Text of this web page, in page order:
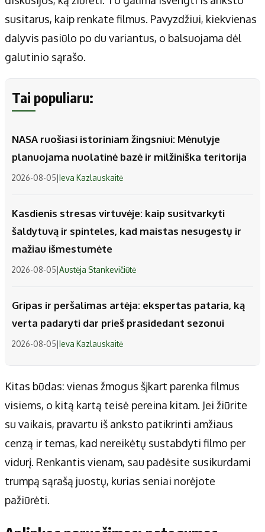
susitarus, kaip renkate filmus. Pavyzdžiui, kiekvienas
dalyvis pasiūlo po du variantus, o balsuojama dėl
galutinio sąrašo.
Tai populiaru:
NASA ruošiasi istoriniam žingsniui: Mėnulyje
planuojama nuolatinė bazė ir milžiniška teritorija
2026-08-05 Ieva Kazlauskaitė
Kasdienis stresas virtuvėje: kaip susitvarkyti
šaldytuvą ir spinteles, kad maistas nesugestų ir
mažiau išmestumėte
2026-08-05 Austėja Stankevičiūtė
Gripas ir peršalimas artėja: ekspertas pataria, ką
verta padaryti dar prieš prasidedant sezonui
2026-08-05 Ieva Kazlauskaitė
Kitas būdas: vienas žmogus šįkart parenka filmus
visiems, o kitą kartą teisė pereina kitam. Jei žiūrite
su vaikais, pravartu iš anksto patikrinti amžiaus
cenzą ir temas, kad nereikėtų sustabdyti filmo per
vidurį. Renkantis vienam, sau padėsite susikurdami
trumpą sąrašą juostų, kurias seniai norėjote
pažiūrėti.